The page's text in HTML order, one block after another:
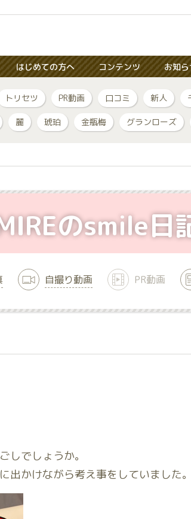
はじめての方へ コンテンツ お知
トリセツ PR動画 口コミ 新人
麗 琥珀 金瓶梅 グランローズ
自撮り動画 PR動画
のsmile日
しでしょうか。
出かけながら考え事をしていました。